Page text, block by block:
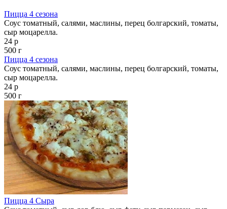
Пицца 4 сезона
Соус томатный, салями, маслины, перец болгарский, томаты,
сыр моцарелла.
24 р
500 г
Пицца 4 сезона
Соус томатный, салями, маслины, перец болгарский, томаты,
сыр моцарелла.
24 р
500 г
Пицца 4 Сыра